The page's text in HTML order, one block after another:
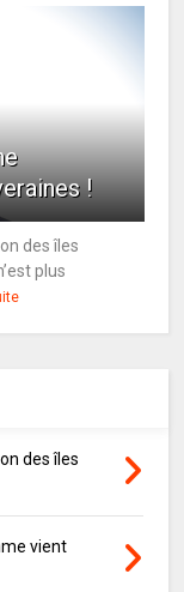
!
des îles
plus
des îles
vient